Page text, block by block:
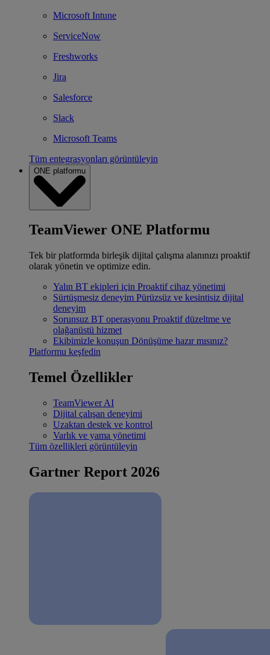
Microsoft Intune
ServiceNow
Freshworks
Jira
Salesforce
Slack
Microsoft Teams
Tüm entegrasyonları görüntüleyin
ONE platformu
TeamViewer ONE Platformu
Tek bir platformda birleşik dijital çalışma alanınızı proaktif
olarak yönetin ve optimize edin.
Yalın BT ekipleri için Proaktif cihaz yönetimi
Sürtüşmesiz deneyim Pürüzsüz ve kesintisiz dijital
deneyim
Sorunsuz BT operasyonu Proaktif düzeltme ve
olağanüstü hizmet
Ekibimizle konuşun Dönüşüme hazır mısınız?
Platformu keşfedin
Temel Özellikler
TeamViewer AI
Dijital çalışan deneyimi
Uzaktan destek ve kontrol
Varlık ve yama yönetimi
Tüm özellikleri görüntüleyin
Gartner Report 2026